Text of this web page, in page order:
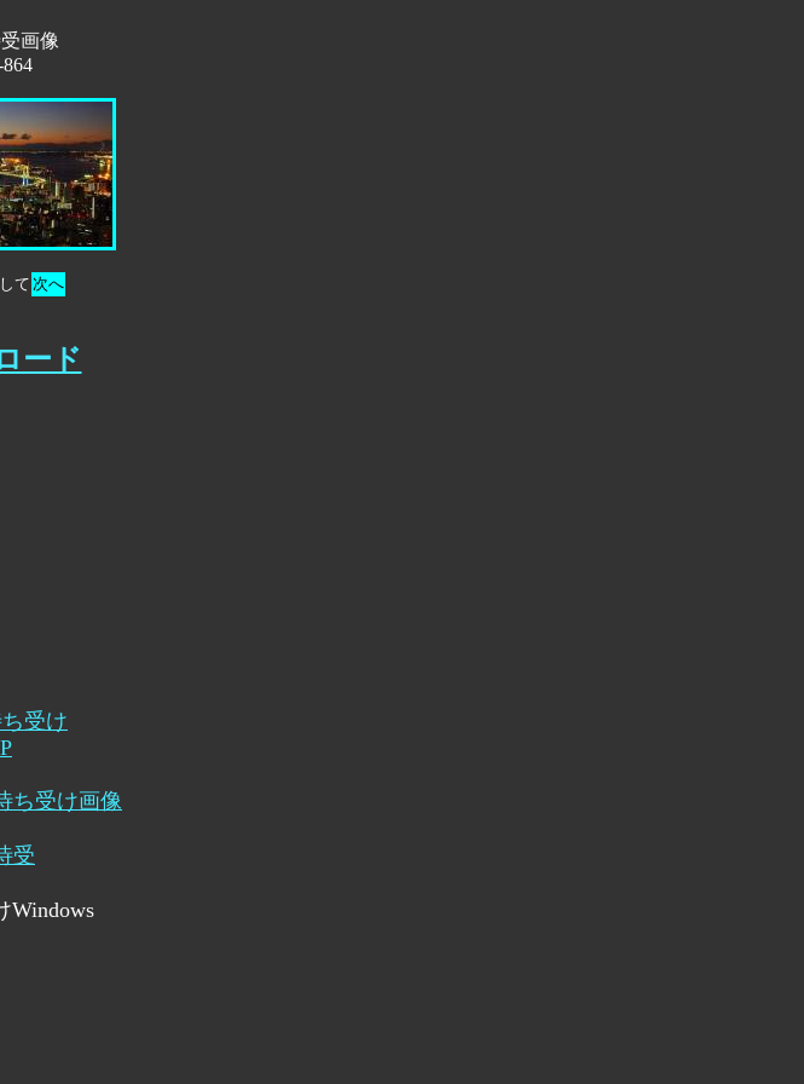
画像
て 次へ
ード
受け
ち受け画像
受
Windows